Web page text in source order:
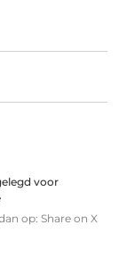
voor
op: Share on X